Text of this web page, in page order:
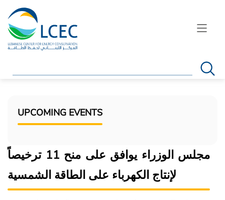
UPCOMING EVENTS
مجلس الوزراء يوافق على منح 11 ترخيصاً
لإنتاج الكهرباء على الطاقة الشمسية